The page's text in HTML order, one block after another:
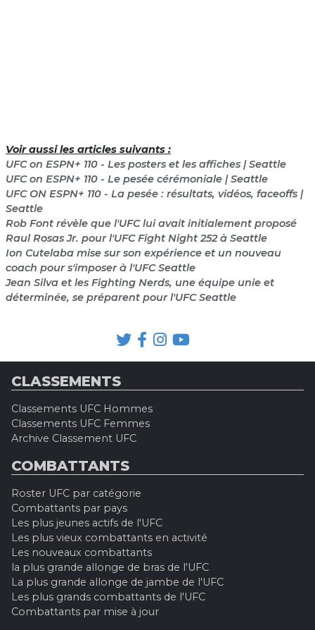
Voir aussi les articles suivants :
UFC on ESPN+ 110 - Les posters et les affiches | Seattle
UFC on ESPN+ 110 - Le pesée cérémoniale | Seattle
UFC ON ESPN+ 110 - La pesée : résultats, vidéos, faceoffs |
Seattle
Rob Font révèle que l'UFC lui avait initialement proposé
Raul Rosas Jr. pour l'UFC Fight Night 252 à Seattle
Ion Cutelaba mise sur son expérience et un nouveau
coach pour s'imposer à l'UFC Seattle
Jean Silva et les Fighting Nerds, une équipe unie et
déterminée, se préparent pour l'UFC Seattle
CLASSEMENTS
Classements UFC Hommes
Classements UFC Femmes
Archive Classement UFC
COMBATTANTS
Roster UFC par catégorie
Combattants par pays
Les plus jeunes actifs de l'UFC
Les plus vieux combattants en activité
Les nouveaux combattants
la plus grande allonge de bras de l'UFC
La plus grande allonge de jambe de l'UFC
Les plus grands combattants de l'UFC
Combattants par mise à jour